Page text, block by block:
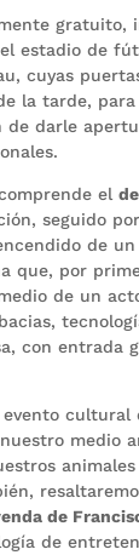
gratuito,
estadio de
cuyas
la tarde,
de darle
el
seguido
de
que, por
de un
con entrada
evento cultural
medio
de
de